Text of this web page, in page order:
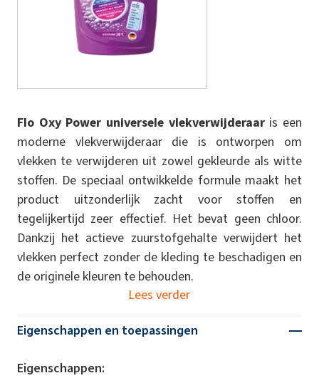
Flo Oxy Power universele vlekverwijderaaris een
moderne vlekverwijderaar die is ontworpen om
vlekken te verwijderen uit zowel gekleurde als witte
stoffen. De speciaal ontwikkelde formule maakt het
product uitzonderlijk zacht voor stoffen en
tegelijkertijd zeer effectief. Het bevat geen chloor.
Dankzij het actieve zuurstofgehalte verwijdert het
vlekken perfect zonder de kleding te beschadigen en
de originele kleuren te behouden.
Lees verder
Eigenschappen en toepassingen
Eigenschappen: